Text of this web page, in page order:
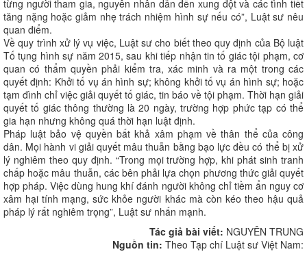
từng người tham gia, nguyên nhân dẫn đến xung đột và các tình tiết
tăng nặng hoặc giảm nhẹ trách nhiệm hình sự nếu có”, Luật sư nêu
quan điểm.
Về quy trình xử lý vụ việc, Luật sư cho biết theo quy định của Bộ luật
Tố tụng hình sự năm 2015, sau khi tiếp nhận tin tố giác tội phạm, cơ
quan có thẩm quyền phải kiểm tra, xác minh và ra một trong các
quyết định: Khởi tố vụ án hình sự; không khởi tố vụ án hình sự; hoặc
tạm đình chỉ việc giải quyết tố giác, tin báo về tội phạm. Thời hạn giải
quyết tố giác thông thường là 20 ngày, trường hợp phức tạp có thể
gia hạn nhưng không quá thời hạn luật định.
Pháp luật bảo vệ quyền bất khả xâm phạm về thân thể của công
dân. Mọi hành vi giải quyết mâu thuẫn bằng bạo lực đều có thể bị xử
lý nghiêm theo quy định. “Trong mọi trường hợp, khi phát sinh tranh
chấp hoặc mâu thuẫn, các bên phải lựa chọn phương thức giải quyết
hợp pháp. Việc dùng hung khí đánh người không chỉ tiềm ẩn nguy cơ
xâm hại tính mạng, sức khỏe người khác mà còn kéo theo hậu quả
pháp lý rất nghiêm trọng”, Luật sư nhấn mạnh.
Tác giả bài viết: NGUYÊN TRUNG
Nguồn tin: Theo Tạp chí Luật sư Việt Nam: